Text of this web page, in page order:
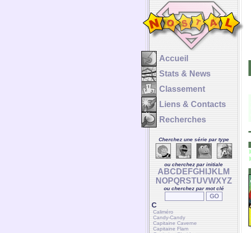
Accueil
Stats & News
Classement
Liens & Contacts
Recherches
Cherchez une série par type
ou cherchez par initiale
A BC D E FGH J K LM
NOPQRSTUVWXYZ
ou cherchez par mot clé
C
Caliméro
Candy-Candy
Capitaine Caverne
Capitaine Flam